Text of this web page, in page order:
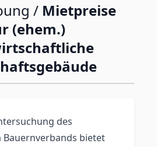
/ Mietpreise
(ehem.)
des
Bauernverbands bietet